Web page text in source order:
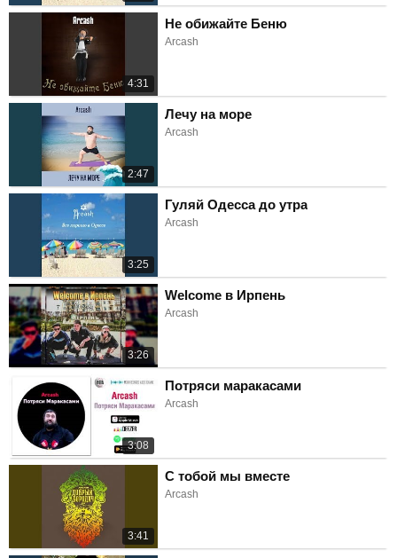
4:31
Не обижайте Беню
Arcash
2:47
Лечу на море
Arcash
3:25
Гуляй Одесса до утра
Arcash
3:26
Welcome в Ирпень
Arcash
3:08
Потряси маракасами
Arcash
3:41
С тобой мы вместе
Arcash